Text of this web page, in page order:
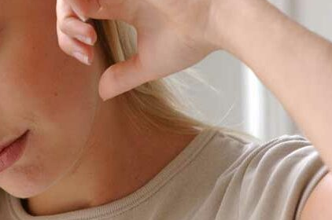
Я согласен на обработку моих персональных данных